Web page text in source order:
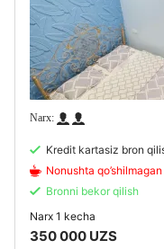
Kredit kartasiz bron
Nonushta qo’shilmagan
Bronni bekor qilish
Narx 1 kecha
350 000 UZS